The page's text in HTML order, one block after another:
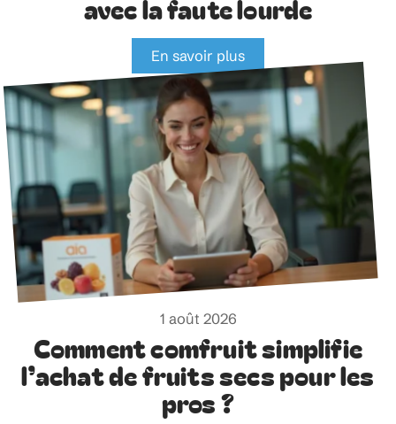
avec la faute lourde
En savoir plus
1 août 2026
Comment comfruit simplifie
l’achat de fruits secs pour les
pros ?